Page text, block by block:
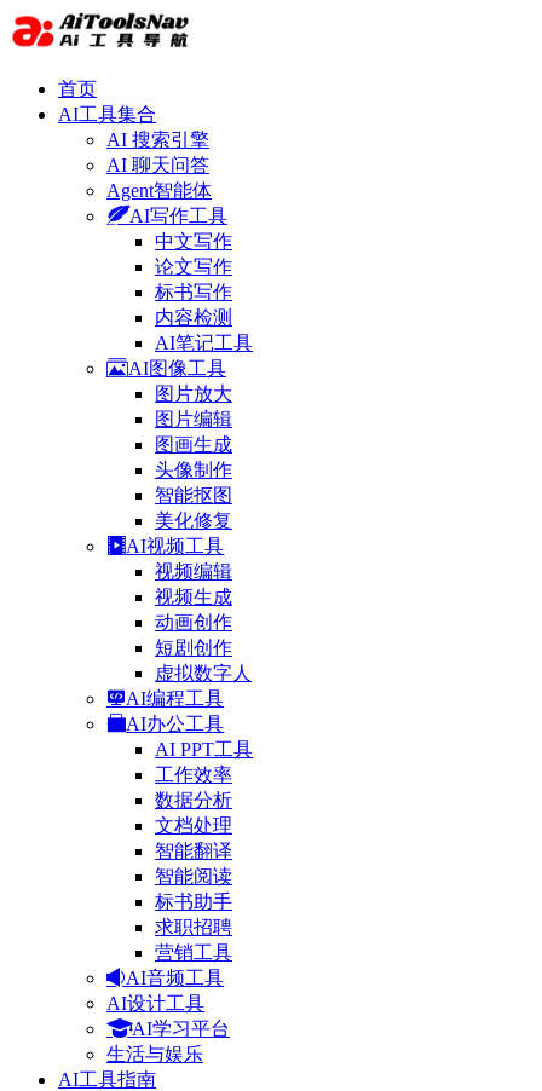
首页
AI工具集合
AI 搜索引擎
AI 聊天问答
Agent智能体
AI写作工具
中文写作
论文写作
标书写作
内容检测
AI笔记工具
AI图像工具
图片放大
图片编辑
图画生成
头像制作
智能抠图
美化修复
AI视频工具
视频编辑
视频生成
动画创作
短剧创作
虚拟数字人
AI编程工具
AI办公工具
AI PPT工具
工作效率
数据分析
文档处理
智能翻译
智能阅读
标书助手
求职招聘
营销工具
AI音频工具
AI设计工具
AI学习平台
生活与娱乐
AI工具指南